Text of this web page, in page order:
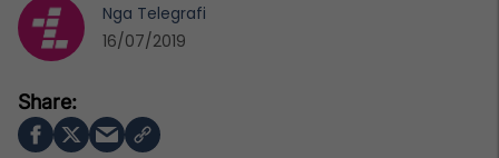
Nga Telegrafi
16/07/2019